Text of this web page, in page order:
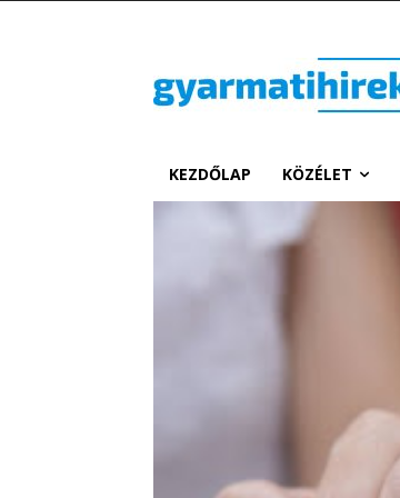
KEZDŐLAP KÖZÉLET